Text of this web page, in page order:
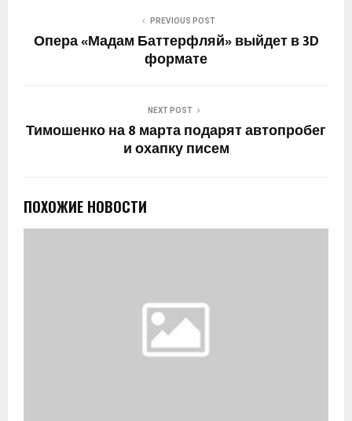
PREVIOUS POST
Опера «Мадам Баттерфляй» выйдет в 3D
формате
NEXT POST
Тимошенко на 8 марта подарят автопробег
и охапку писем
ПОХОЖИЕ НОВОСТИ